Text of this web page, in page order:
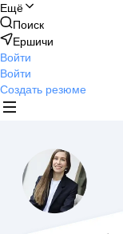
Ещё
Поиск
Ершичи
Войти
Войти
Создать резюме